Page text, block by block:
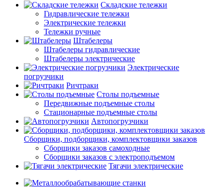
Складские тележки
Гидравлические тележки
Электрические тележки
Тележки ручные
Штабелеры
Штабелеры гидравлические
Штабелеры электрические
Электрические
погрузчики
Ричтраки
Столы подъемные
Передвижные подъемные столы
Стационарные подъемные столы
Автопогрузчики
Сборщики, подборщики, комплектовщики заказов
Сборщики заказов самоходные
Сборщики заказов с электроподъемом
Тягачи электрические